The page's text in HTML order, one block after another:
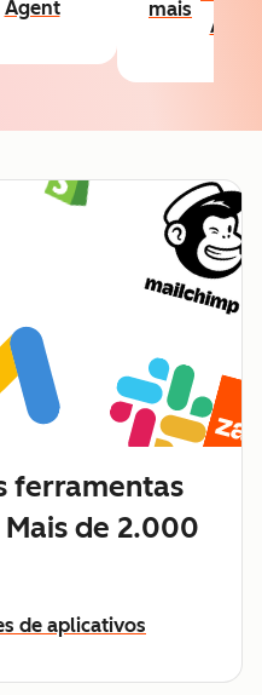
Agent
mais
ferramentas
de 2.000
de aplicativos